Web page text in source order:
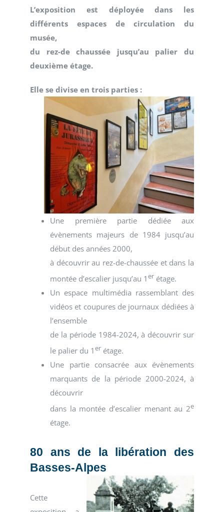
L’exposition est déployée dans les
différents espaces de circulation du
musée,
du rez-de chaussée jusqu’au palier du
deuxième étage.
Elle se divise en trois parties :
Une première partie dédiée aux
évènements majeurs de 1984 jusqu’au
début des années 2000,
à découvrir au rez-de-chaussée et dans la
montée d’escalier jusqu’au 1er étage.
Un espace multimédia rassemblant des
vidéos et coupures de journaux dédiées à
l’ensemble
de la période 1984-2024, à découvrir sur
le palier du 1er étage.
Une partie consacrée aux évènements
marquants de la période 2000-2024, à
découvrir
dans la montée d’escalier menant au 2e
étage.
80 ans de la libération des
Basses-Alpes
Cette